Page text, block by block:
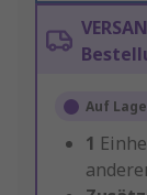
Auf
1